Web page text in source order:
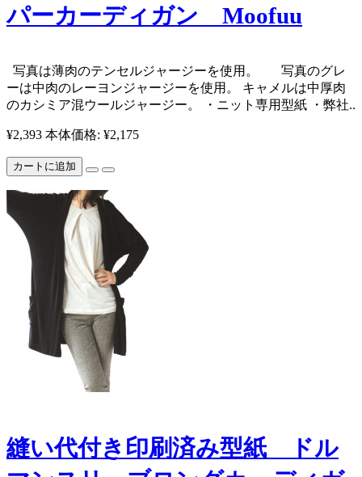
パーカーディガン Moofuu
写真は薄肉のテンセルジャージーを使用。 写真のグレ
ーは中肉のレーヨンジャージーを使用。 キャメルは中厚肉
のカシミア混ウールジャージー。 ・ニット専用型紙 ・弊社..
¥2,393 本体価格: ¥2,175
カートに追加
縫い代付き印刷済み型紙 ドル